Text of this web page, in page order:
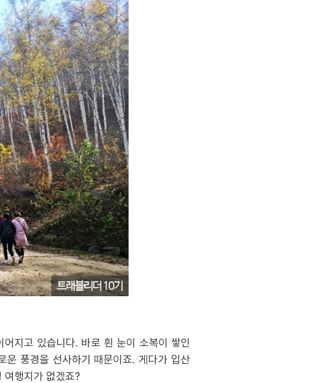
지고 있습니다. 바로 흰 눈이 소복이 쌓인
운 풍경을 선사하기 때문이죠. 게다가 입산
여행지가 없겠죠?